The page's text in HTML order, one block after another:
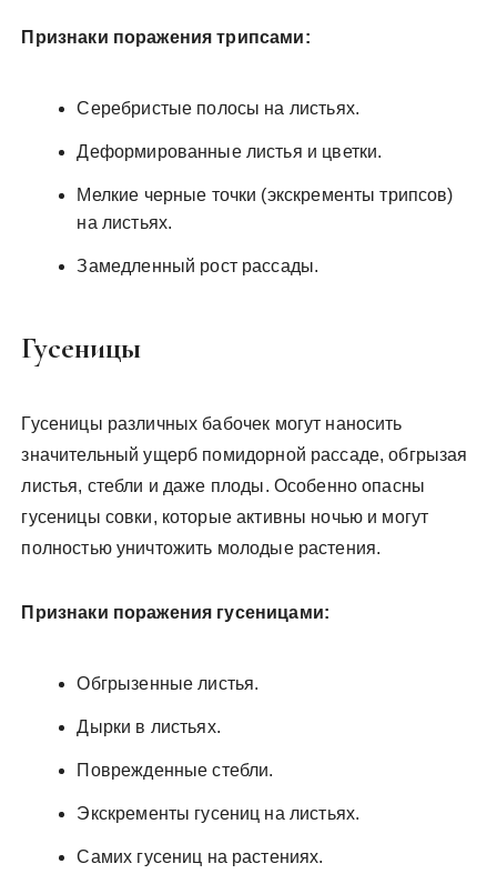
Признаки поражения трипсами:
Серебристые полосы на листьях.
Деформированные листья и цветки.
Мелкие черные точки (экскременты трипсов)
на листьях.
Замедленный рост рассады.
Гусеницы
Гусеницы различных бабочек могут наносить
значительный ущерб помидорной рассаде, обгрызая
листья, стебли и даже плоды. Особенно опасны
гусеницы совки, которые активны ночью и могут
полностью уничтожить молодые растения.
Признаки поражения гусеницами:
Обгрызенные листья.
Дырки в листьях.
Поврежденные стебли.
Экскременты гусениц на листьях.
Самих гусениц на растениях.